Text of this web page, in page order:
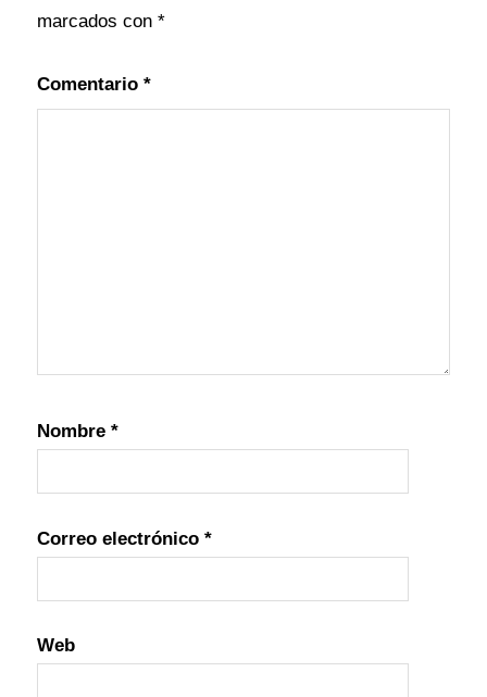
marcados con *
Comentario *
Nombre *
Correo electrónico *
Web